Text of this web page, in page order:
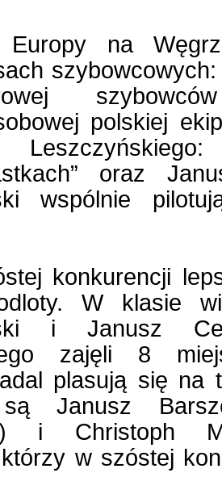
Europy na
szybowców
polskiej
oraz
wspólnie
konkurencji
W klasie
i Janusz
zajęli 8
plasują się na
są Janusz
i Christoph
którzy w szóstej